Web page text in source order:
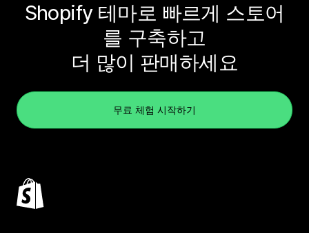
Shopify 테마로 빠르게 스토어
를 구축하고
더 많이 판매하세요
무료 체험 시작하기